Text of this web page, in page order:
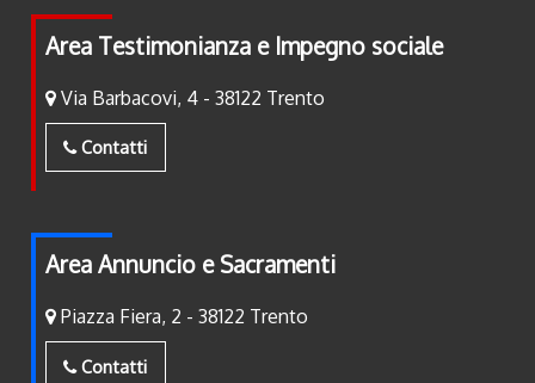
Area Testimonianza e Impegno sociale
Via Barbacovi, 4 - 38122 Trento
Contatti
Area Annuncio e Sacramenti
Piazza Fiera, 2 - 38122 Trento
Contatti